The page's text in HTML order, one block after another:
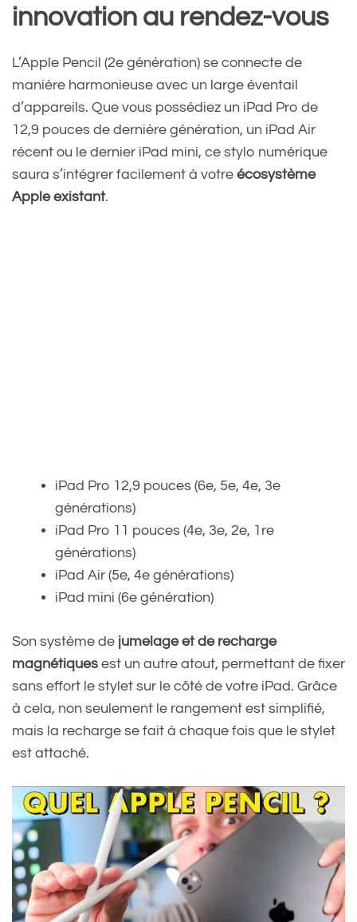
innovation au rendez-vous
L’Apple Pencil (2e génération) se connecte de
manière harmonieuse avec un large éventail
d’appareils. Que vous possédiez un iPad Pro de
12,9 pouces de dernière génération, un iPad Air
récent ou le dernier iPad mini, ce stylo numérique
saura s’intégrer facilement à votre écosystème
Apple existant.
iPad Pro 12,9 pouces (6e, 5e, 4e, 3e
générations)
iPad Pro 11 pouces (4e, 3e, 2e, 1re
générations)
iPad Air (5e, 4e générations)
iPad mini (6e génération)
Son système de jumelage et de recharge
magnétiques est un autre atout, permettant de fixer
sans effort le stylet sur le côté de votre iPad. Grâce
à cela, non seulement le rangement est simplifié,
mais la recharge se fait à chaque fois que le stylet
est attaché.